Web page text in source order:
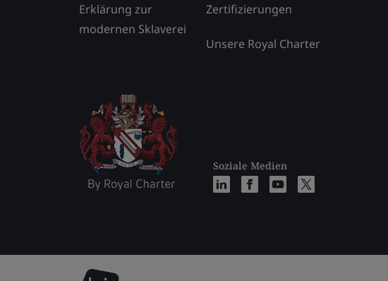
Erklärung zur
modernen Sklaverei
Zertifizierungen
Unsere Royal Charter
Soziale Medien